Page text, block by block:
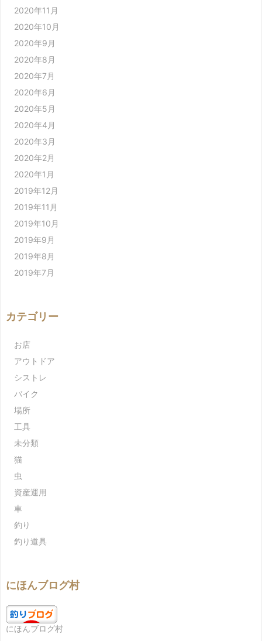
2020年11月
2020年10月
2020年9月
2020年8月
2020年7月
2020年6月
2020年5月
2020年4月
2020年3月
2020年2月
2020年1月
2019年12月
2019年11月
2019年10月
2019年9月
2019年8月
2019年7月
カテゴリー
お店
アウトドア
シストレ
バイク
場所
工具
未分類
猫
虫
資産運用
車
釣り
釣り道具
にほんブログ村
にほんブログ村